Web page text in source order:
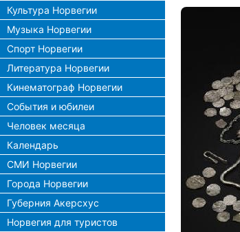
Культура Норвегии
Музыка Норвегии
Спорт Норвегии
Литература Норвегии
Кинематограф Норвегии
События и юбилеи
Человек месяца
Календарь
СМИ Норвегии
Города Норвегии
Губерния Акерсхус
Норвегия для туристов